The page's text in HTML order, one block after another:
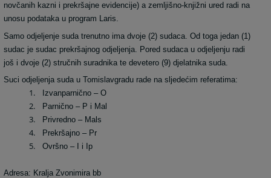
novčanih kazni i prekršajne evidencije) a zemljišno-knjižni ured radi na
unosu podataka u program Laris.
Samo odjeljenje suda trenutno ima dvoje (2) sudaca. Od toga jedan (1)
sudac je sudac prekršajnog odjeljenja. Pored sudaca u odjeljenju radi
još i dvoje (2) stručnih suradnika te devetero (9) djelatnika suda.
Suci odjeljenja suda u Tomislavgradu rade na sljedećim referatima:
1. Izvanparnično – O
2. Parnično – P i Mal
3. Privredno – Mals
4. Prekršajno – Pr
5. Ovršno – I i Ip
Adresa: Kralja Zvonimira bb